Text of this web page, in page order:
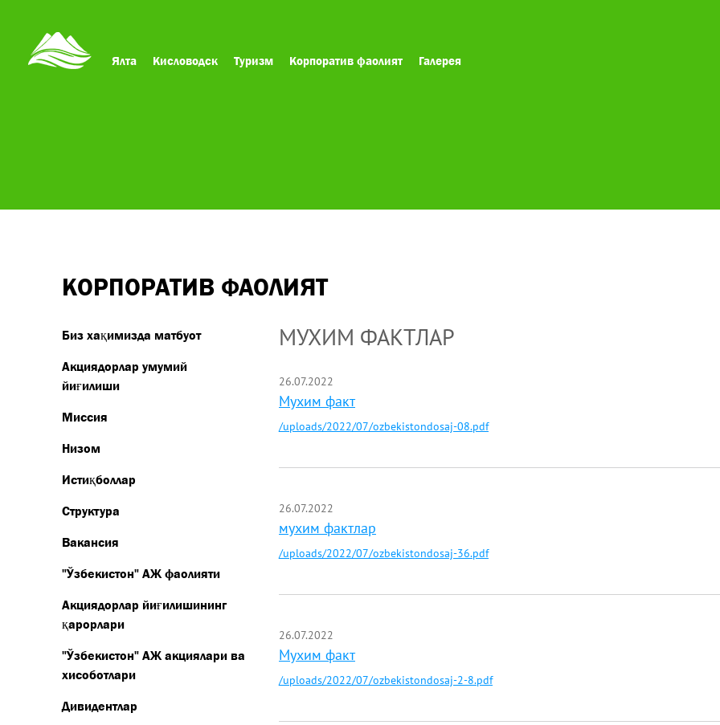
Ялта Кисловодск Туризм Корпоратив фаолият Галерея
КОРПОРАТИВ ФАОЛИЯТ
Биз хақимизда матбуот
Акциядорлар умумий
йиғилиши
Миссия
Низом
Истиқболлар
Структура
Вакансия
"Ўзбекистон" АЖ фаолияти
Акциядорлар йиғилишининг
қарорлари
"Ўзбекистон" АЖ акциялари ва
хисоботлари
Дивидентлар
МУХИМ ФАКТЛАР
26.07.2022
Мухим факт
/uploads/2022/07/ozbekistondosaj-08.pdf
26.07.2022
мухим фактлар
/uploads/2022/07/ozbekistondosaj-36.pdf
26.07.2022
Мухим факт
/uploads/2022/07/ozbekistondosaj-2-8.pdf